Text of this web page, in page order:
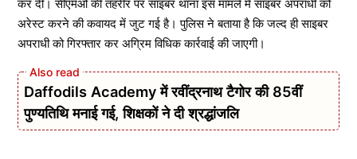
कर दी। सीएमओ की तहरीर पर साइबर थाना इस मामले में साइबर अपराधी को
अरेस्ट करने की कवायद में जुट गई है। पुलिस ने बताया है कि जल्द ही साइबर
अपराधी को गिरफ्तार कर अग्रिम विधिक कार्रवाई की जाएगी।
Daffodils Academy में रवींद्रनाथ टैगोर की 85वीं
पुण्यतिथि मनाई गई, शिक्षकों ने दी श्रद्धांजलि